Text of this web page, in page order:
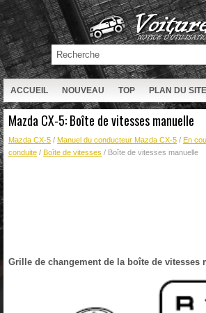
ACCUEIL NOUVEAU TOP PLAN DU SITE
RECHERCHE
Mazda CX-5: Boîte de vitesses manuelle
Mazda CX-5 / Manuel du conducteur Mazda CX-5 / En
conduite / Boîte de vitesses / Boîte de vitesses manuelle
Grille de changement de la boîte de vitesses